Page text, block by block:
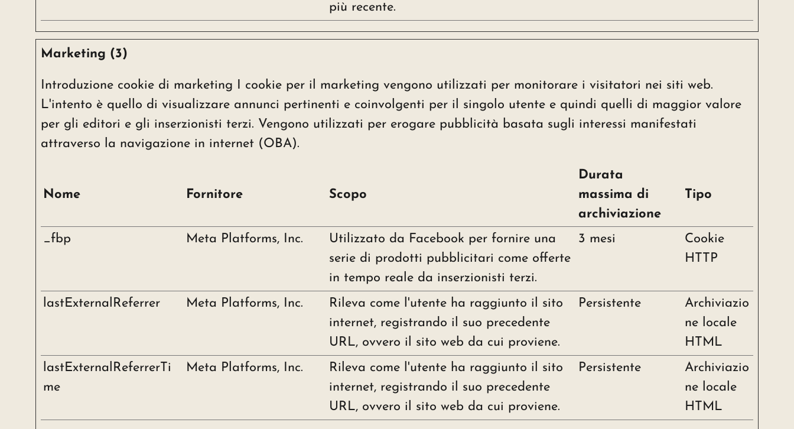
più recente.
Marketing (3)
Introduzione cookie di marketing I cookie per il marketing vengono utilizzati per monitorare i visitatori nei siti web.
L'intento è quello di visualizzare annunci pertinenti e coinvolgenti per il singolo utente e quindi quelli di maggior valore
per gli editori e gli inserzionisti terzi. Vengono utilizzati per erogare pubblicità basata sugli interessi manifestati
attraverso la navigazione in internet (OBA).
Nome Fornitore Scopo
Durata
massima di
archiviazione
Tipo
_fbp Meta Platforms, Inc.
Utilizzato da Facebook per fornire una
serie di prodotti pubblicitari come offerte
in tempo reale da inserzionisti terzi.
3 mesi
Cookie
HTTP
lastExternalReferrer Meta Platforms, Inc.
Rileva come l'utente ha raggiunto il sito
internet, registrando il suo precedente
URL, ovvero il sito web da cui proviene.
Persistente
Archiviazio
ne locale
HTML
lastExternalReferrerTi
me
Meta Platforms, Inc.
Rileva come l'utente ha raggiunto il sito
internet, registrando il suo precedente
URL, ovvero il sito web da cui proviene.
Persistente
Archiviazio
ne locale
HTML